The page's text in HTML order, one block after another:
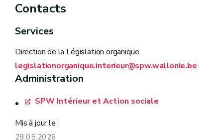
Contacts
Services
Direction de la Législation organique
legislationorganique.interieur@spw.wallonie.be
Administration
SPW Intérieur et Action sociale
Mis à jour le :
29.05.2026